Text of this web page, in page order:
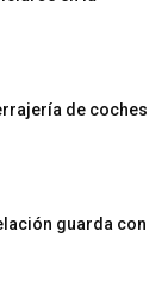
de coches
guarda con